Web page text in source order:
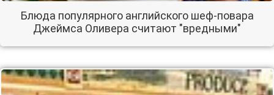
Блюда популярного английского шеф-повара
Джеймса Оливера считают "вредными"